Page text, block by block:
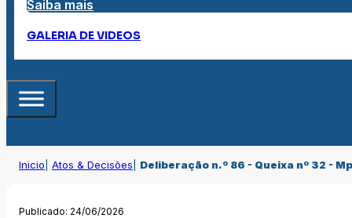
Saiba mais
GALERIA DE VIDEOS
Inicio Atos & Decisões Deliberação n.º 86 - Queixa nº 32 -
Publicado: 24/06/2026